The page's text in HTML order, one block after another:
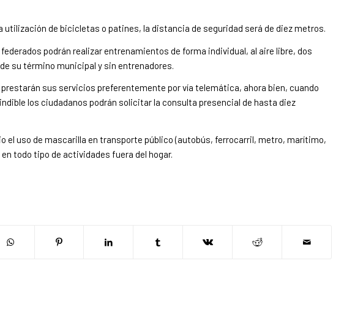
utilización de bicicletas o patines, la distancia de seguridad será de diez metros.
podrán realizar entrenamientos de forma individual, al aire libre, dos
su término municipal y sin entrenadores.
sus servicios preferentemente por vía telemática, ahora bien, cuando
los ciudadanos podrán solicitar la consulta presencial de hasta diez
el uso de mascarilla en transporte público (autobús, ferrocarril, metro, marítimo,
todo tipo de actividades fuera del hogar.